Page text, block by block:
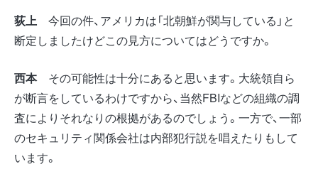
荻上 今回の件、アメリカは「北朝鮮が関与している」と
断定しましたけどこの見方についてはどうですか。
西本その可能性は十分にあると思います。大統領自ら
が断言をしているわけですから、当然FBIなどの組織の調
査によりそれなりの根拠があるのでしょう。一方で、一部
のセキュリティ関係会社は内部犯行説を唱えたりもして
います。